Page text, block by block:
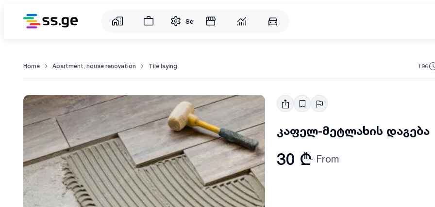
Service
Home Apartment, house renovation Tile laying 196
კაფელ-მეტლახის დაგება
30 ₾- From